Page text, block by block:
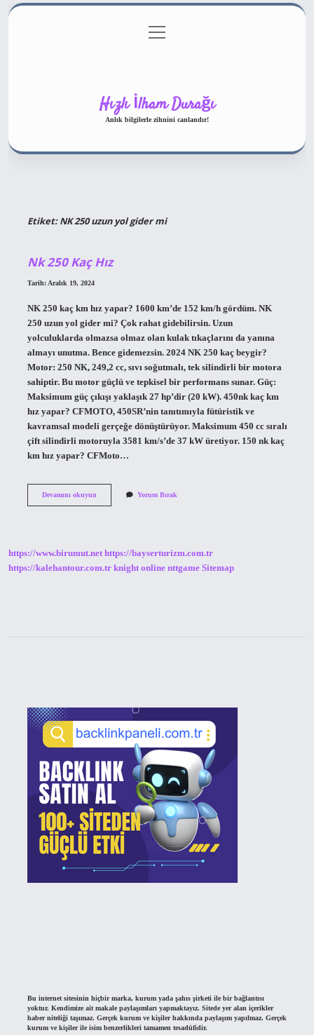
Gizlilik Politikası
menüyü
aç
Hızlı İlham Durağı
Anlık bilgilerle zihnini canlandır!
Etiket:NK 250 uzun yol gider mi
Nk 250 Kaç Hız
Tarih: Aralık 19, 2024
NK 250 kaç km hız yapar? 1600 km’de 152 km/h gördüm. NK
250 uzun yol gider mi? Çok rahat gidebilirsin. Uzun
yolculuklarda olmazsa olmaz olan kulak tıkaçlarını da yanına
almayı unutma. Bence gidemezsin. 2024 NK 250 kaç beygir?
Motor: 250 NK, 249,2 cc, sıvı soğutmalı, tek silindirli bir motora
sahiptir. Bu motor güçlü ve tepkisel bir performans sunar. Güç:
Maksimum güç çıkışı yaklaşık 27 hp’dir (20 kW). 450nk kaç km
hız yapar? CFMOTO, 450SR’nin tanıtımıyla fütüristik ve
kavramsal modeli gerçeğe dönüştürüyor. Maksimum 450 cc sıralı
çift silindirli motoruyla 3581 km/s’de 37 kW üretiyor. 150 nk kaç
km hız yapar? CFMoto…
Devamını okuyunNk
Yorum Bırak
https://www.birumut.net https://bayserturizm.com.tr
https://kalehantour.com.tr knight online nttgame Sitemap
Bu internet sitesinin hiçbir marka, kurum yada şahıs şirketi ile bir bağlantısı
yoktur. Kendimize ait makale paylaşımları yapmaktayız. Sitede yer alan içerikler
haber niteliği taşımaz. Gerçek kurum ve kişiler hakkında paylaşım yapılmaz. Gerçek
kurum ve kişiler ile isim benzerlikleri tamamen tesadüfidir.